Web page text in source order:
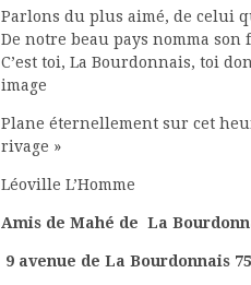
Parlons du plus aimé, de celui
De notre beau pays nomma son
C’est toi, La Bourdonnais, toi
image
Plane éternellement sur cet
rivage »
Léoville L’Homme
Amis de Mahé de La
9 avenue de La Bourdonnais